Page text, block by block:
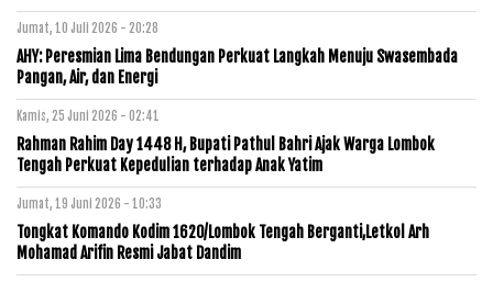
Jumat, 10 Juli 2026 - 20:28
AHY: Peresmian Lima Bendungan Perkuat Langkah Menuju Swasembada
Pangan, Air, dan Energi
Kamis, 25 Juni 2026 - 02:41
Rahman Rahim Day 1448 H, Bupati Pathul Bahri Ajak Warga Lombok
Tengah Perkuat Kepedulian terhadap Anak Yatim
Jumat, 19 Juni 2026 - 10:33
Tongkat Komando Kodim 1620/Lombok Tengah Berganti,Letkol Arh
Mohamad Arifin Resmi Jabat Dandim